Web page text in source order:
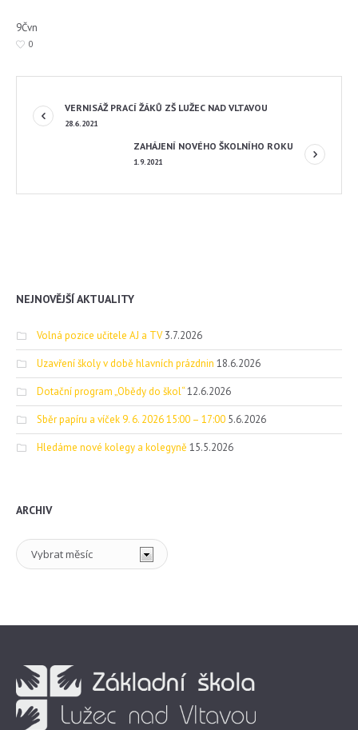
9Čvn
0
VERNISÁŽ PRACÍ ŽÁKŮ ZŠ LUŽEC NAD VLTAVOU
28.6.2021
ZAHÁJENÍ NOVÉHO ŠKOLNÍHO ROKU
1.9.2021
NEJNOVĚJŠÍ AKTUALITY
Volná pozice učitele AJ a TV 3.7.2026
Uzavření školy v době hlavních prázdnin 18.6.2026
Dotační program „Obědy do škol“12.6.2026
Sběr papíru a víček 9. 6. 2026 15:00 – 17:00 5.6.2026
Hledáme nové kolegy a kolegyně 15.5.2026
ARCHIV
Archiv